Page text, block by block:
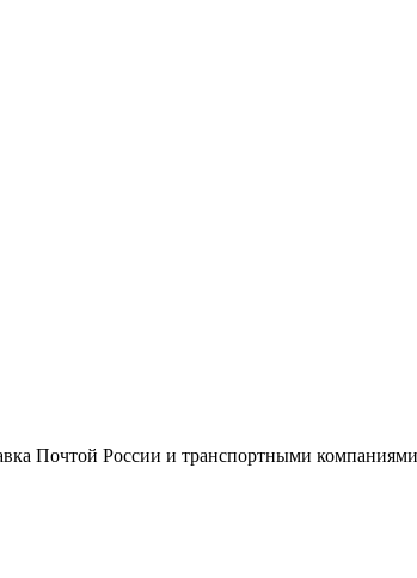
Почтой России и транспортными